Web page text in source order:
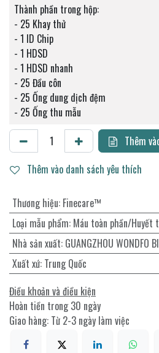
Thành phần trong hộp:
- 25 Khay thử
- 1 ID Chip
- 1 HDSD
- 1 HDSD nhanh
- 25 Đầu côn
- 25 Ống dung dịch đệm
- 25 Ống thu mẫu
Thêm
Thêm vào danh sách yêu thích
Thương hiệu: Finecare™
Loại mẫu phẩm: Máu toàn phần/Huyết
Nhà sản xuất: GUANGZHOU WONDFO
Xuất xứ: Trung Quốc
Điều khoản và điều kiện
Hoàn tiền trong 30 ngày
Giao hàng: Từ 2-3 ngày làm việc